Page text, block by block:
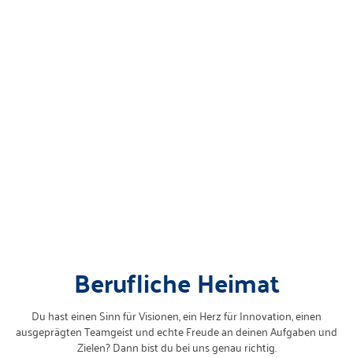
Berufliche Heimat
Du hast einen Sinn für Visionen, ein Herz für Innovation, einen
ausgeprägten Teamgeist und echte Freude an deinen Aufgaben und
Zielen? Dann bist du bei uns genau richtig.